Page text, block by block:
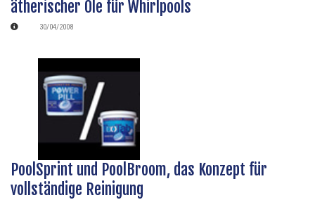
ätherischer Öle für Whirlpools
30/04/2008
PoolSprint und PoolBroom, das Konzept für
vollständige Reinigung